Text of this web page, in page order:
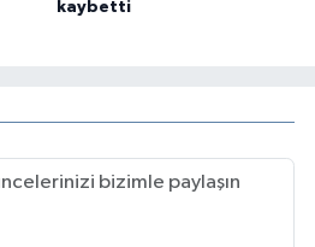
kaybetti